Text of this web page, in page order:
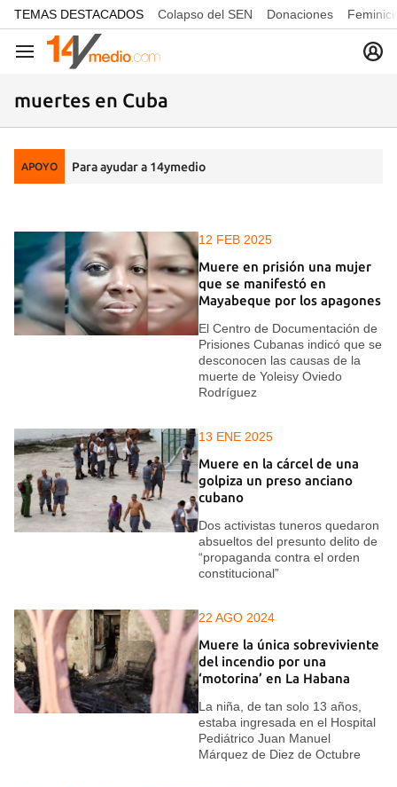
common.go-to-content
TEMAS DESTACADOS Colapso del SEN Donaciones
Navegación
muertes en Cuba
APOYO Para ayudar a 14ymedio
12 FEB 2025
Muere en prisión una mujer
que se manifestó en
Mayabeque por los apagones
El Centro de Documentación de
Prisiones Cubanas indicó que se
desconocen las causas de la
muerte de Yoleisy Oviedo
Rodríguez
13 ENE 2025
Muere en la cárcel de una
golpiza un preso anciano
cubano
Dos activistas tuneros quedaron
absueltos del presunto delito de
“propaganda contra el orden
constitucional”
22 AGO 2024
Muere la única sobreviviente
del incendio por una
‘motorina’ en La Habana
La niña, de tan solo 13 años,
estaba ingresada en el Hospital
Pediátrico Juan Manuel
Márquez de Diez de Octubre